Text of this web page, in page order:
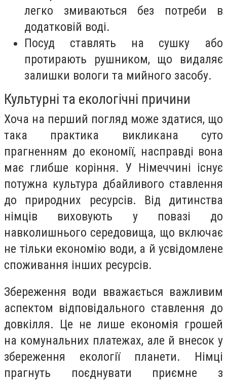
легко змиваються без потреби в
додатковій воді.
Посуд ставлять на сушку або
протирають рушником, що видаляє
залишки вологи та мийного засобу.
Культурні та екологічні причини
Хоча на перший погляд може здатися, що
така практика викликана суто
прагненням до економії, насправді вона
має глибше коріння. У Німеччині існує
потужна культура дбайливого ставлення
до природних ресурсів. Від дитинства
німців виховують у повазі до
навколишнього середовища, що включає
не тільки економію води, а й усвідомлене
споживання інших ресурсів.
Збереження води вважається важливим
аспектом відповідального ставлення до
довкілля. Це не лише економія грошей
на комунальних платежах, але й внесок у
збереження екології планети. Німці
прагнуть поєднувати приємне з